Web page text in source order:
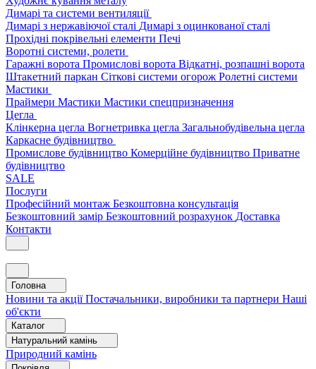
Димарі та системи вентиляції
Димарі з нержавіючої сталі Димарі з оцинкованої сталі
Прохідні покрівельні елементи Печі
Воротні системи, ролети
Гаражні ворота Промислові ворота Відкатні, розпашні ворота
Штакетний паркан Сіткові системи огорож Ролетні системи
Мастики
Праймери Мастики Мастики спецпризначення
Цегла
Клінкерна цегла Вогнетривка цегла Загальнобудівельна цегла
Каркасне будівництво
Промислове будівництво Комерційне будівництво Приватне
будівництво
SALE
Послуги
Професійний монтаж Безкоштовна консультація
Безкоштовний замір Безкоштовний розрахунок Доставка
Контакти
Головна
Новини та акціїПостачальники, виробники та партнери Наші
об'єкти
Каталог
Натуральний камінь
Природний камінь